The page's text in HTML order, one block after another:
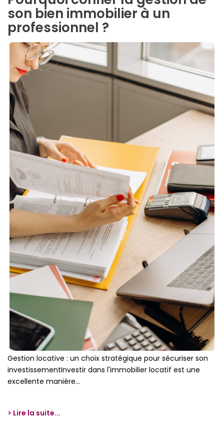
son bien immobilier à un
professionnel ?
Gestion locative : un choix stratégique pour sécuriser son
investissementInvestir dans l'immobilier locatif est une
excellente manière...
> Lire la suite...